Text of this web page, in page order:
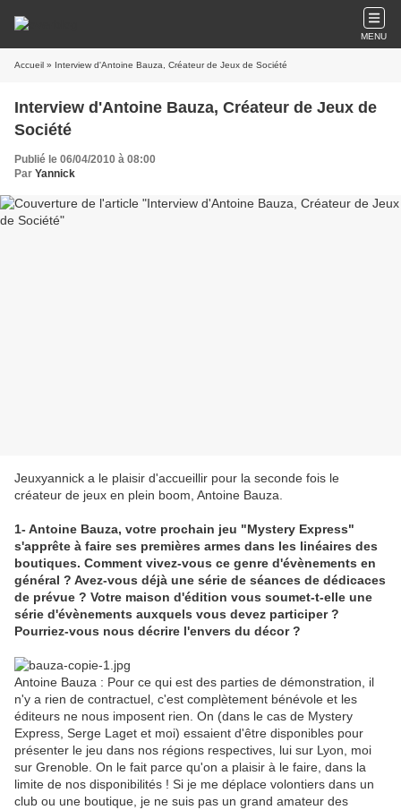
MENU
Accueil » Interview d'Antoine Bauza, Créateur de Jeux de Société
Interview d'Antoine Bauza, Créateur de Jeux de
Société
Publié le 06/04/2010 à 08:00
Par Yannick
Jeuxyannick a le plaisir d'accueillir pour la seconde fois le
créateur de jeux en plein boom, Antoine Bauza.
1- Antoine Bauza, votre prochain jeu "Mystery Express"
s'apprête à faire ses premières armes dans les linéaires des
boutiques. Comment vivez-vous ce genre d'évènements en
général ? Avez-vous déjà une série de séances de dédicaces
de prévue ? Votre maison d'édition vous soumet-t-elle une
série d'évènements auxquels vous devez participer ?
Pourriez-vous nous décrire l'envers du décor ?
Antoine Bauza : Pour ce qui est des parties de démonstration, il
n'y a rien de contractuel, c'est complètement bénévole et les
éditeurs ne nous imposent rien. On (dans le cas de Mystery
Express, Serge Laget et moi) essaient d'être disponibles pour
présenter le jeu dans nos régions respectives, lui sur Lyon, moi
sur Grenoble. On le fait parce qu'on a plaisir à le faire, dans la
limite de nos disponibilités ! Si je me déplace volontiers dans un
club ou une boutique, je ne suis pas un grand amateur des